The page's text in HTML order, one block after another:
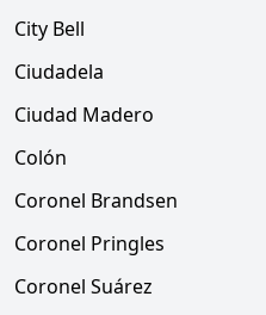
City Bell
Ciudadela
Ciudad Madero
Colón
Coronel Brandsen
Coronel Pringles
Coronel Suárez